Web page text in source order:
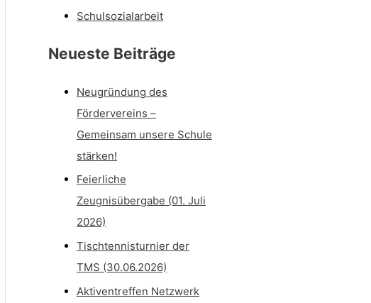
Schulsozialarbeit
Neueste Beiträge
Neugründung des
Fördervereins –
Gemeinsam unsere Schule
stärken!
Feierliche
Zeugnisübergabe (01. Juli
2026)
Tischtennisturnier der
TMS (30.06.2026)
Aktiventreffen Netzwerk